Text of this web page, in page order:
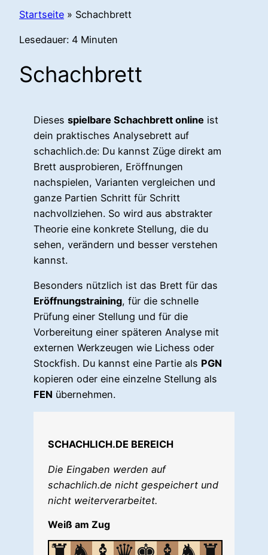
Startseite » Schachbrett
Lesedauer: 4 Minuten
Schachbrett
Dieses spielbare Schachbrett online ist
dein praktisches Analysebrett auf
schachlich.de: Du kannst Züge direkt am
Brett ausprobieren, Eröffnungen
nachspielen, Varianten vergleichen und
ganze Partien Schritt für Schritt
nachvollziehen. So wird aus abstrakter
Theorie eine konkrete Stellung, die du
sehen, verändern und besser verstehen
kannst.
Besonders nützlich ist das Brett für das
Eröffnungstraining, für die schnelle
Prüfung einer Stellung und für die
Vorbereitung einer späteren Analyse mit
externen Werkzeugen wie Lichess oder
Stockfish. Du kannst eine Partie als PGN
kopieren oder eine einzelne Stellung als
FEN übernehmen.
SCHACHLICH.DE BEREICH
Die Eingaben werden auf
schachlich.de nicht gespeichert und
nicht weiterverarbeitet.
Weiß am Zug
8